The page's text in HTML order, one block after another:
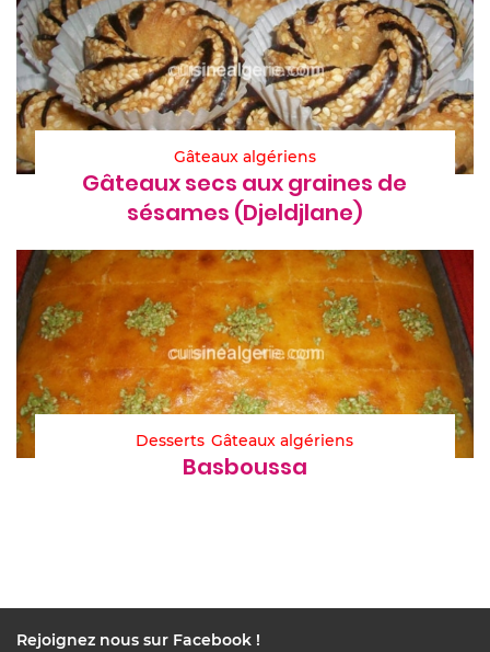
Gâteaux algériens
Gâteaux secs aux graines de
sésames (Djeldjlane)
Desserts Gâteaux algériens
Basboussa
Rejoignez nous sur Facebook !